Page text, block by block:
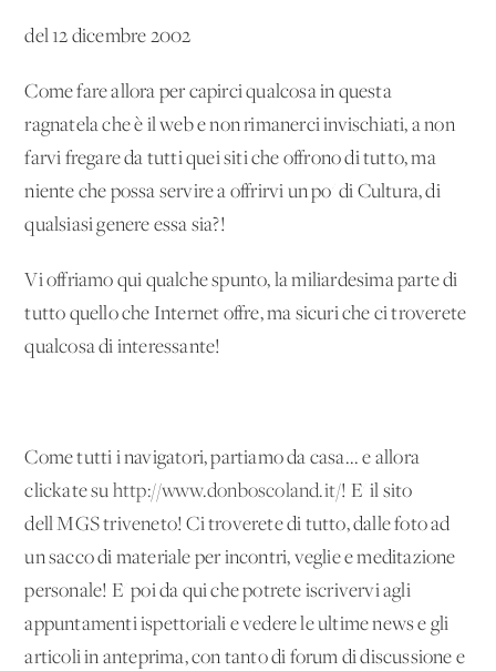
del 12 dicembre 2002
Come fare allora per capirci qualcosa in questa
ragnatela che è il web e non rimanerci invischiati, a non
farvi fregare da tutti quei siti che offrono di tutto, ma
niente che possa servire a offrirvi un po' di Cultura, di
qualsiasi genere essa sia?!
Vi offriamo qui qualche spunto, la miliardesima parte di
tutto quello che Internet offre, ma sicuri che ci troverete
qualcosa di interessante!
Come tutti i navigatori, partiamo da casa... e allora
clickate su http://www.donboscoland.it/! E' il sito
dell'MGS triveneto! Ci troverete di tutto, dalle foto ad
un sacco di materiale per incontri, veglie e meditazione
personale! E' poi da qui che potrete iscrivervi agli
appuntamenti ispettoriali e vedere le ultime news e gli
articoli in anteprima, con tanto di forum di discussione e